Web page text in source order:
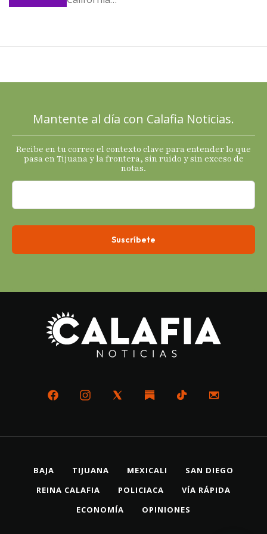
2025 con
termómetro
s
económicos.
Mantente al día con Calafia Noticias.
Recibe en tu correo el contexto clave para entender lo que
pasa en Tijuana y la frontera, sin ruido y sin exceso de
notas.
BAJA TIJUANA MEXICALI
SAN DIEGO
REINA CALAFIA
POLICIACA
VÍA RÁPIDA
ECONOMÍA
OPINIONES